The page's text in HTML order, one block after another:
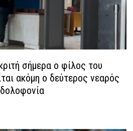
σήμερα ο φίλος του
ακόμη ο δεύτερος νεαρός